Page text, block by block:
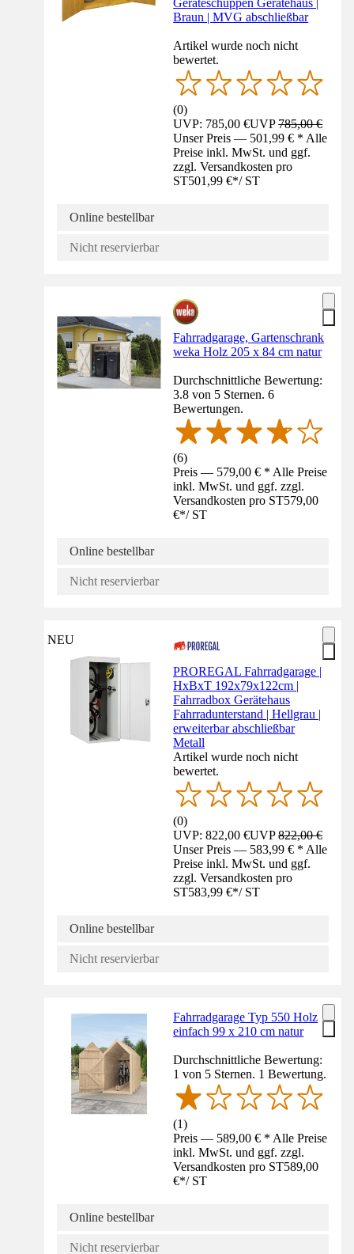
Braun | MVG abschließbar
Artikel wurde noch nicht
bewertet.
(0)
UVP: 785,00 €UVP785,00 €
Unser Preis — 501,99 € * Alle
Preise inkl. MwSt. und ggf.
zzgl. Versandkosten pro
ST501,99 €*/ ST
Online bestellbar
Nicht reservierbar
Fahrradgarage, Gartenschrank
weka Holz 205 x 84 cm natur
Durchschnittliche Bewertung:
3.8 von 5 Sternen. 6
Bewertungen.
(6)
Preis — 579,00 € * Alle Preise
inkl. MwSt. und ggf. zzgl.
Versandkosten pro ST579,00
€*/ ST
Online bestellbar
Nicht reservierbar
NEU
PROREGAL Fahrradgarage |
HxBxT 192x79x122cm |
Fahrradbox Gerätehaus
Fahrradunterstand | Hellgrau |
erweiterbar abschließbar
Metall
Artikel wurde noch nicht
bewertet.
(0)
UVP: 822,00 €UVP822,00 €
Unser Preis — 583,99 € * Alle
Preise inkl. MwSt. und ggf.
zzgl. Versandkosten pro
ST583,99 €*/ ST
Online bestellbar
Nicht reservierbar
Fahrradgarage Typ 550 Holz
einfach 99 x 210 cm natur
Durchschnittliche Bewertung:
1 von 5 Sternen. 1 Bewertung.
(1)
Preis — 589,00 € * Alle Preise
inkl. MwSt. und ggf. zzgl.
Versandkosten pro ST589,00
€*/ ST
Online bestellbar
Nicht reservierbar